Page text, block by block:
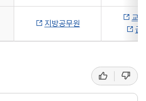
지방공무원
교
급
좋
요
싫
어
요